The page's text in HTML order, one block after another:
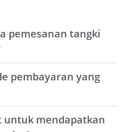
pemesanan tangki
pembayaran yang
untuk mendapatkan